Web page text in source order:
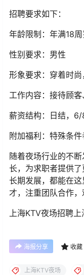
招聘要求如下：
年龄限制：年满18
性别要求：男性
形象要求：穿着时
工作内容：接待顾
薪资结构：日结，
附加福利：特殊条
随着夜场行业的不
长，为求职者提供
长期发展，都能在
才，注重团队合作，
上海KTV夜场招聘
海报分享 收藏
上海KTV夜场